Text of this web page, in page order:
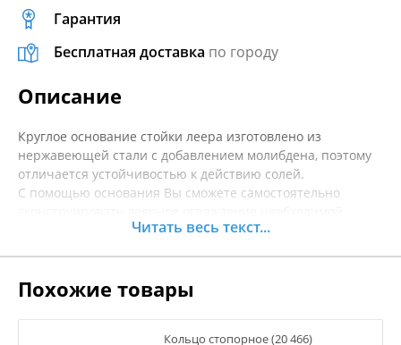
Гарантия
Бесплатная доставка по городу
Описание
Круглое основание стойки леера изготовлено из
нержавеющей стали с добавлением молибдена, поэтому
отличается устойчивостью к действию солей.
С помощью основания Вы сможете самостоятельно
конфигурации без применения сварки.
Материал Нержавеющая сталь
Читать весь текст...
Похожие товары
Кольцо стопорное (20 466)